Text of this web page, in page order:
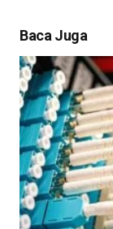
Baca Juga